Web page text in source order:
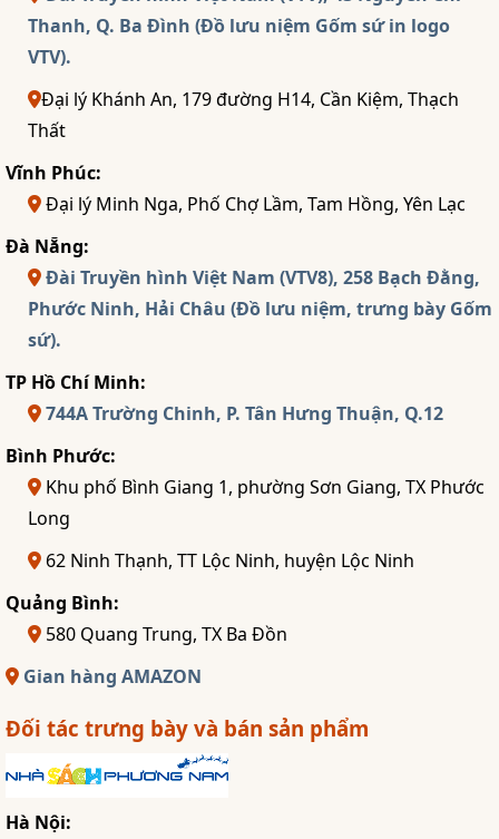
Thanh, Q. Ba Đình (Đồ lưu niệm Gốm sứ in logo
VTV).
Đại lý Khánh An, 179 đường H14, Cần Kiệm, Thạch
Thất
Vĩnh Phúc:
Đại lý Minh Nga, Phố Chợ Lầm, Tam Hồng, Yên Lạc
Đà Nẵng:
Đài Truyền hình Việt Nam (VTV8), 258 Bạch Đằng,
Phước Ninh, Hải Châu (Đồ lưu niệm, trưng bày Gốm
sứ).
TP Hồ Chí Minh:
744A Trường Chinh, P. Tân Hưng Thuận, Q.12
Bình Phước:
Khu phố Bình Giang 1, phường Sơn Giang, TX Phước
Long
62 Ninh Thạnh, TT Lộc Ninh, huyện Lộc Ninh
Quảng Bình:
580 Quang Trung, TX Ba Đồn
Gian hàng AMAZON
Đối tác trưng bày và bán sản phẩm
Hà Nội: